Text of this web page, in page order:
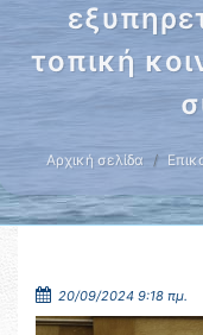
τοπική
Αρχική σελίδα
20/09/2024 9:18 πμ.